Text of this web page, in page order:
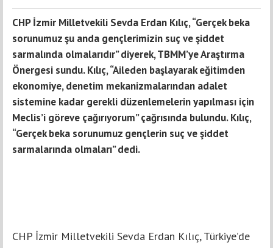
CHP İzmir Milletvekili Sevda Erdan Kılıç, “Gerçek beka
sorunumuz şu anda gençlerimizin suç ve şiddet
sarmalında olmalarıdır” diyerek, TBMM’ye Araştırma
Önergesi sundu. Kılıç, “Aileden başlayarak eğitimden
ekonomiye, denetim mekanizmalarından adalet
sistemine kadar gerekli düzenlemelerin yapılması için
Meclis’i göreve çağırıyorum” çağrısında bulundu. Kılıç,
“Gerçek beka sorunumuz gençlerin suç ve şiddet
sarmalarında olmaları” dedi.
CHP İzmir Milletvekili Sevda Erdan Kılıç, Türkiye’de